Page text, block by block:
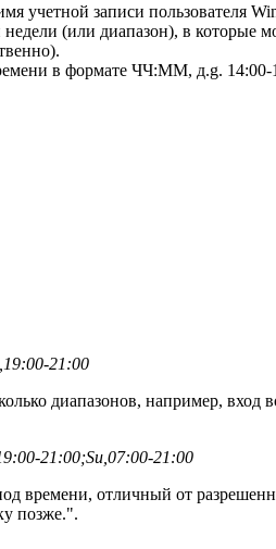
учетной записи пользователя
(или диапазон), в которые
в формате ЧЧ:ММ, д.g. 14:00-
21:00
диапазонов, например, вход
21:00;Su,07:00-21:00
времени, отличный от
позже.".